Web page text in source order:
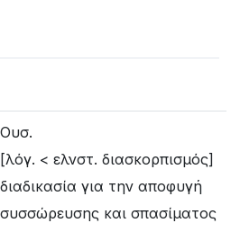
Ουσ.
[λόγ. < ελνστ. διασκορπισμός]
διαδικασία για την αποφυγή
συσσώρευσης και σπασίματος